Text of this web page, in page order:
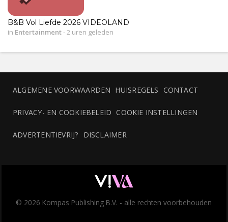
B&B Vol Liefde 2026 VIDEOLAND
in Entertainment- 2 uren geleden
ALGEMENE VOORWAARDEN HUISREGELS CONTACT
PRIVACY- EN COOKIEBELEID COOKIE INSTELLINGEN
ADVERTENTIEVRIJ? DISCLAIMER
© 2026 Kompas Publishing B.V. - alle rechten voorbehouden